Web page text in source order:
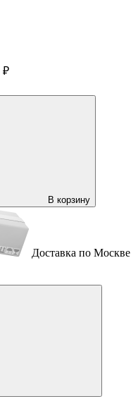
₽
В корзину
Доставка по Москве